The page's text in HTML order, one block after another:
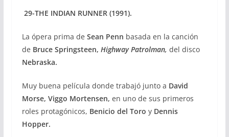
29-THE INDIAN RUNNER (1991).
La ópera prima de Sean Penn basada en la canción
de Bruce Springsteen, Highway Patrolman, del disco
Nebraska.
Muy buena película donde trabajó junto a David
Morse, Viggo Mortensen, en uno de sus primeros
roles protagónicos, Benicio del Toro y Dennis
Hopper.